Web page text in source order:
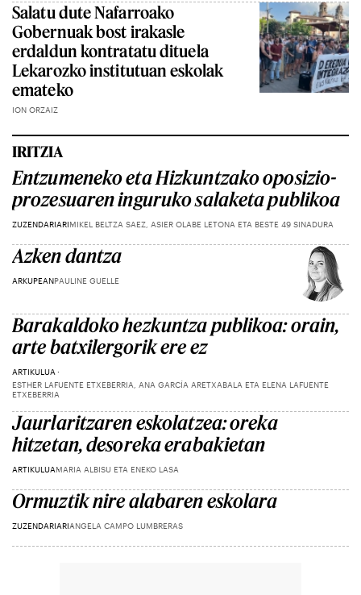
Salatu dute Nafarroako
Gobernuak bost irakasle
erdaldun kontratatu dituela
Lekarozko institutuan eskolak
emateko
ION ORZAIZ
IRITZIA
Entzumeneko eta Hizkuntzako oposizio-
prozesuaren inguruko salaketa publikoa
ZUZENDARIARIMIKEL BELTZA SAEZ, ASIER OLABE LETONA ETA BESTE 49 SINADURA
Azken dantza
ARKUPEANPAULINE GUELLE
Barakaldoko hezkuntza publikoa: orain,
arte batxilergorik ere ez
ARTIKULUA
ESTHER LAFUENTE ETXEBERRIA, ANA GARCÍA ARETXABALA ETA ELENA LAFUENTE
ETXEBERRIA
Jaurlaritzaren eskolatzea: oreka
hitzetan, desoreka erabakietan
ARTIKULUAMARIA ALBISU ETA ENEKO LASA
Ormuztik nire alabaren eskolara
ZUZENDARIARIANGELA CAMPO LUMBRERAS